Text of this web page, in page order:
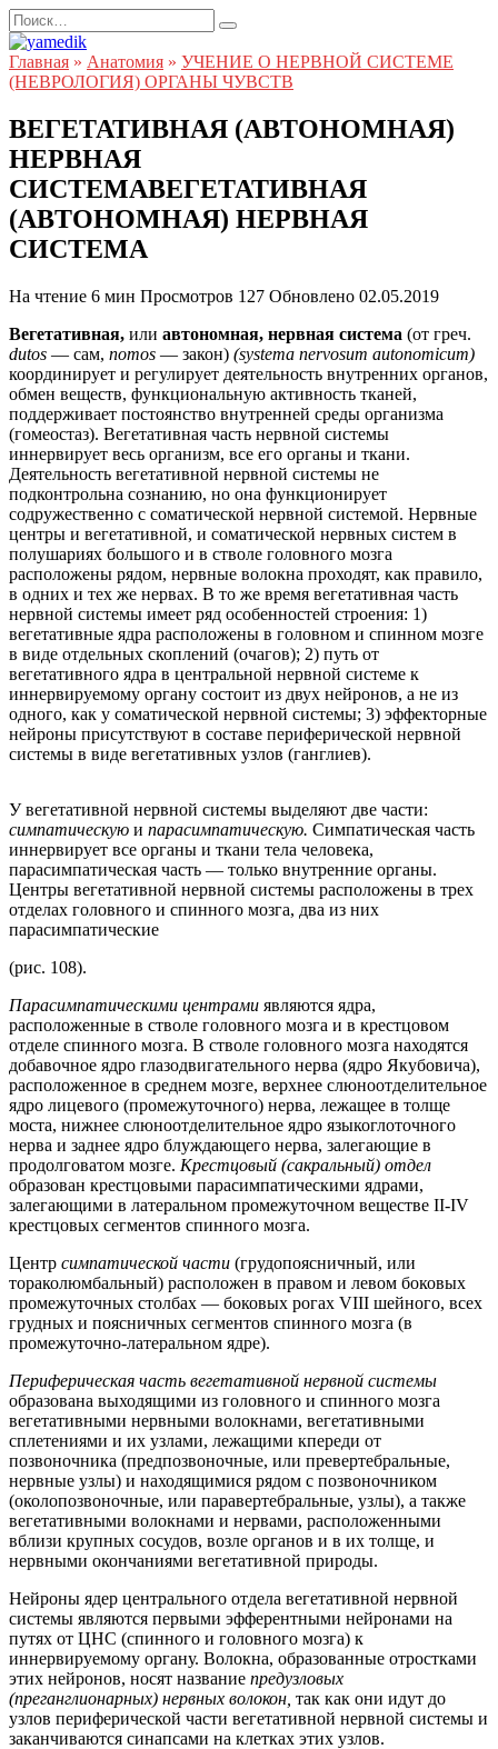
Перейти
к
содержанию
Search
for:
Главная » Анатомия » УЧЕНИЕ О НЕРВНОЙ СИСТЕМЕ
(НЕВРОЛОГИЯ) ОРГАНЫ ЧУВСТВ
ВЕГЕТАТИВНАЯ (АВТОНОМНАЯ)
НЕРВНАЯ
СИСТЕМАВЕГЕТАТИВНАЯ
(АВТОНОМНАЯ) НЕРВНАЯ
СИСТЕМА
На чтение 6 мин Просмотров 127 Обновлено 02.05.2019
Вегетативная, или автономная, нервная система (от греч.
dutos — сам, nomos — закон) (systema nervosum autonomicum)
координирует и регулирует деятельность внутренних органов,
обмен веществ, функциональную активность тканей,
поддерживает постоянство внутренней среды организма
(гомеостаз). Вегетативная часть нервной системы
иннервирует весь организм, все его органы и ткани.
Деятельность вегетативной нервной системы не
подконтрольна сознанию, но она функционирует
содружественно с соматической нервной системой. Нервные
центры и вегетативной, и соматической нервных систем в
полушариях большого и в стволе головного мозга
расположены рядом, нервные волокна проходят, как правило,
в одних и тех же нервах. В то же время вегетативная часть
нервной системы имеет ряд особенностей строения: 1)
вегетативные ядра расположены в головном и спинном мозге
в виде отдельных скоплений (очагов); 2) путь от
вегетативного ядра в центральной нервной системе к
иннервируемому органу состоит из двух нейронов, а не из
одного, как у соматической нервной системы; 3) эффекторные
нейроны присутствуют в составе периферической нервной
системы в виде вегетативных узлов (ганглиев).
У вегетативной нервной системы выделяют две части:
симпатическую и парасимпатическую. Симпатическая часть
иннервирует все органы и ткани тела человека,
парасимпатическая часть — только внутренние органы.
Центры вегетативной нервной системы расположены в трех
отделах головного и спинного мозга, два из них
парасимпатические
(рис. 108).
Парасимпатическими центрами являются ядра,
расположенные в стволе головного мозга и в крестцовом
отделе спинного мозга. В стволе головного мозга находятся
добавочное ядро глазодвигательного нерва (ядро Якубовича),
расположенное в среднем мозге, верхнее слюноотделительное
ядро лицевого (промежуточного) нерва, лежащее в толще
моста, нижнее слюноотделительное ядро языкоглоточного
нерва и заднее ядро блуждающего нерва, залегающие в
продолговатом мозге. Крестцовый (сакральный) отдел
образован крестцовыми парасимпатическими ядрами,
залегающими в латеральном промежуточном веществе II-IV
крестцовых сегментов спинного мозга.
Центр симпатической части (грудопоясничный, или
тораколюмбальный) расположен в правом и левом боковых
промежуточных столбах — боковых рогах VIII шейного, всех
грудных и поясничных сегментов спинного мозга (в
промежуточно-латеральном ядре).
Периферическая часть вегетативной нервной системы
образована выходящими из головного и спинного мозга
вегетативными нервными волокнами, вегетативными
сплетениями и их узлами, лежащими кпереди от
позвоночника (предпозвоночные, или превертебральные,
нервные узлы) и находящимися рядом с позвоночником
(околопозвоночные, или паравертебральные, узлы), а также
вегетативными волокнами и нервами, расположенными
вблизи крупных сосудов, возле органов и в их толще, и
нервными окончаниями вегетативной природы.
Нейроны ядер центрального отдела вегетативной нервной
системы являются первыми эфферентными нейронами на
путях от ЦНС (спинного и головного мозга) к
иннервируемому органу. Волокна, образованные отростками
этих нейронов, носят название предузловых
(преганглионарных) нервных волокон, так как они идут до
узлов периферической части вегетативной нервной системы и
заканчиваются синапсами на клетках этих узлов.